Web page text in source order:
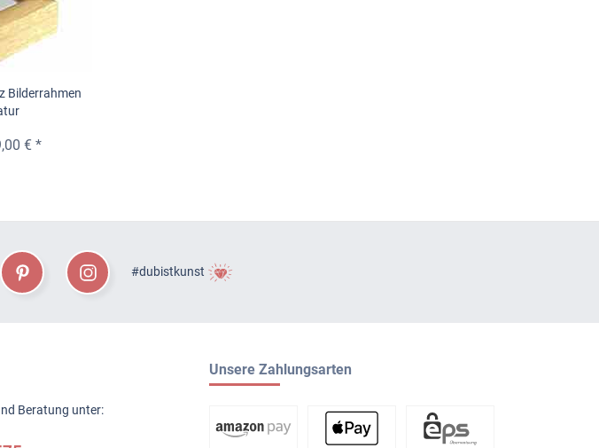
Bilderrahmen
€ *
#dubistkunst
Beratung unter:
Unsere Zahlungsarten